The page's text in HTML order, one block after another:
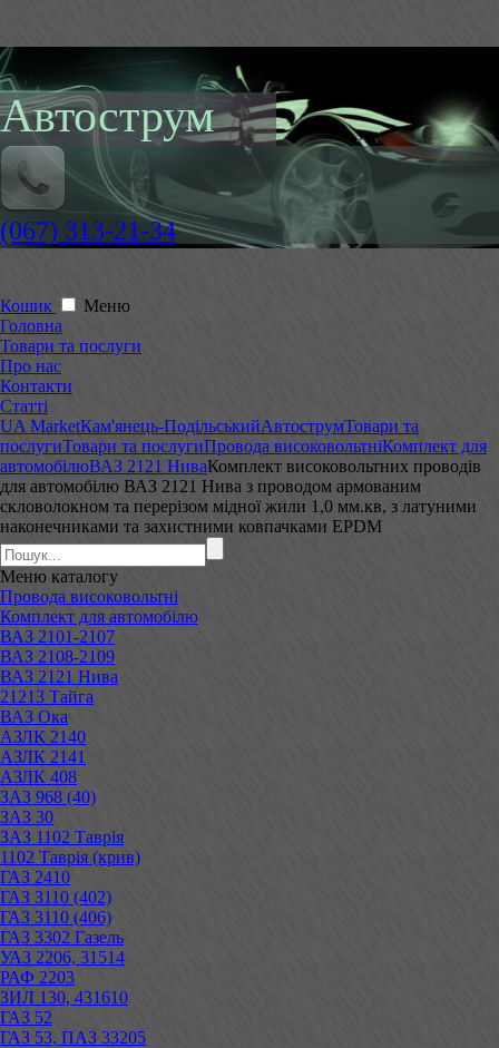
Автострум
(067) 313-21-34
Кошик
Меню
Головна
Товари та послуги
Про нас
Контакти
Статті
UA MarketКам'янець-ПодільськийАвтострумТовари та
послугиТовари та послугиПровода високовольтніКомплект для
автомобілюВАЗ 2121 НиваКомплект високовольтних проводів
для автомобілю ВАЗ 2121 Нива з проводом армованим
скловолокном та перерізом мідної жили 1,0 мм.кв, з латуними
наконечниками та захистними ковпачками EPDM
Меню каталогу
Провода високовольтні
Комплект для автомобілю
ВАЗ 2101-2107
ВАЗ 2108-2109
ВАЗ 2121 Нива
21213 Тайга
ВАЗ Ока
АЗЛК 2140
АЗЛК 2141
АЗЛК 408
ЗАЗ 968 (40)
ЗАЗ 30
ЗАЗ 1102 Таврія
1102 Таврія (крив)
ГАЗ 2410
ГАЗ 3110 (402)
ГАЗ 3110 (406)
ГАЗ 3302 Газель
УАЗ 2206, 31514
РАФ 2203
ЗИЛ 130, 431610
ГАЗ 52
ГАЗ 53, ПАЗ 33205